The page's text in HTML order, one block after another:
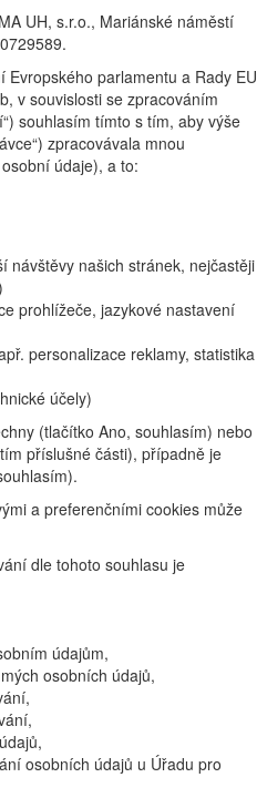
UH, s.r.o., Mariánské náměstí
parlamentu a Rady EU
v souvislosti se zpracováním
souhlasím tímto s tím, aby výše
zpracovávala mnou
údaje), a to:
návštěvy našich stránek, nejčastěji
prohlížeče, jazykové nastavení
personalizace reklamy, statistika
účely)
(tlačítko Ano, souhlasím) nebo
příslušné části), případně je
a preferenčními cookies může
dle tohoto souhlasu je
údajům,
osobních údajů,
osobních údajů u Úřadu pro